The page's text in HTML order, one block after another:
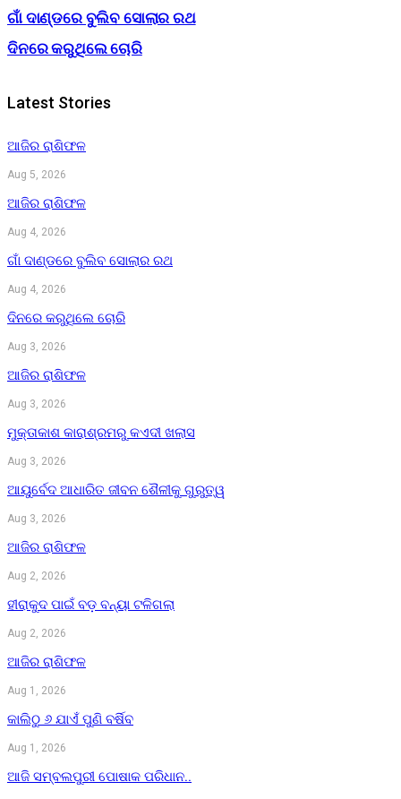
ଗାଁ ଦାଣ୍ଡରେ ବୁଲିବ ସୋଲାର ରଥ
ଦିନରେ କରୁଥିଲେ ଚୋରି
Latest Stories
ଆଜିର ରାଶିଫଳ
Aug 5, 2026
ଆଜିର ରାଶିଫଳ
Aug 4, 2026
ଗାଁ ଦାଣ୍ଡରେ ବୁଲିବ ସୋଲାର ରଥ
Aug 4, 2026
ଦିନରେ କରୁଥିଲେ ଚୋରି
Aug 3, 2026
ଆଜିର ରାଶିଫଳ
Aug 3, 2026
ମୁକ୍ତାକାଶ କାରାଶ୍ରମରୁ କଏଦୀ ଖଲାସ
Aug 3, 2026
ଆୟୁର୍ବେଦ ଆଧାରିତ ଜୀବନ ଶୈଳୀକୁ ଗୁରୁତ୍ୱ
Aug 3, 2026
ଆଜିର ରାଶିଫଳ
Aug 2, 2026
ହୀରାକୁଦ ପାଇଁ ବଡ଼ ବନ୍ୟା ଟଳିଗଲା
Aug 2, 2026
ଆଜିର ରାଶିଫଳ
Aug 1, 2026
କାଲିଠୁ ୬ ଯାଏଁ ପୁଣି ବର୍ଷିବ
Aug 1, 2026
ଆଜି ସମ୍ବଲପୁରୀ ପୋଷାକ ପରିଧାନ..